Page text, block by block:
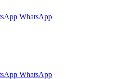
WhatsApp
WhatsApp